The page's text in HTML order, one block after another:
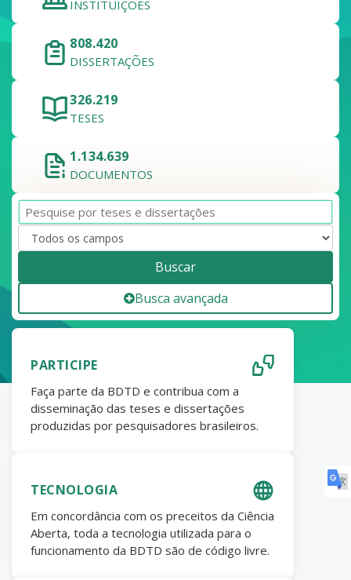
INSTITUIÇÕES
808.420
DISSERTAÇÕES
326.219
TESES
1.134.639
DOCUMENTOS
Buscar
Busca avançada
PARTICIPE
Faça parte da BDTD e contribua com a
disseminação das teses e dissertações
produzidas por pesquisadores brasileiros.
TECNOLOGIA
Em concordância com os preceitos da Ciência
Aberta, toda a tecnologia utilizada para o
funcionamento da BDTD são de código livre.